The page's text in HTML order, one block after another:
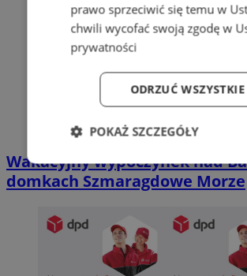
Wakacyjny wypoczynek nad
domkach Szmaragdowe Morze
prawo sprzeciwić się temu w
chwili wycofać swoją zgodę w
prywatności
ODRZUĆ WSZYSTKIE
POKAŻ SZCZEGÓŁY
Niezbędne